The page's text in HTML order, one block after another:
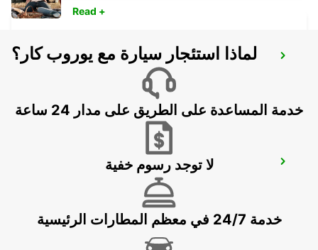
LIPPSTADT NO TRUCKS
Read +
لماذا استئجار سيارة مع يوروب كار؟
خدمة المساعدة على الطريق على مدار 24 ساعة
لا توجد رسوم خفية
خدمة 24/7 في معظم المطارات الرئيسية